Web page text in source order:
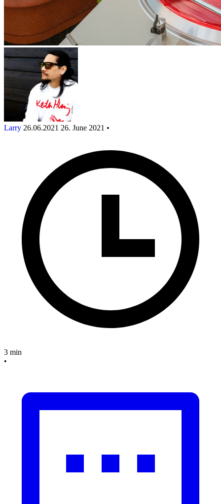
Larry 26.06.2021 26. June 2021 •
3 min
•